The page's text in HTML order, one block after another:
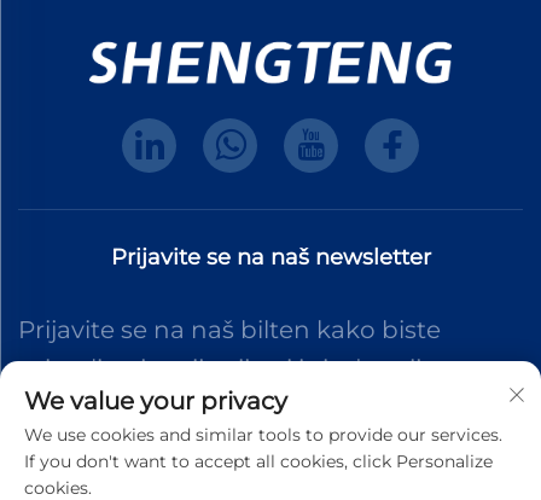
Prijavite se na naš newsletter
Prijavite se na naš bilten kako biste
primali najnovije vijesti iz industrije,
ažuriranja i uvide od našeg tima.
We value your privacy
We use cookies and similar tools to provide our services.
If you don't want to accept all cookies, click Personalize
cookies.